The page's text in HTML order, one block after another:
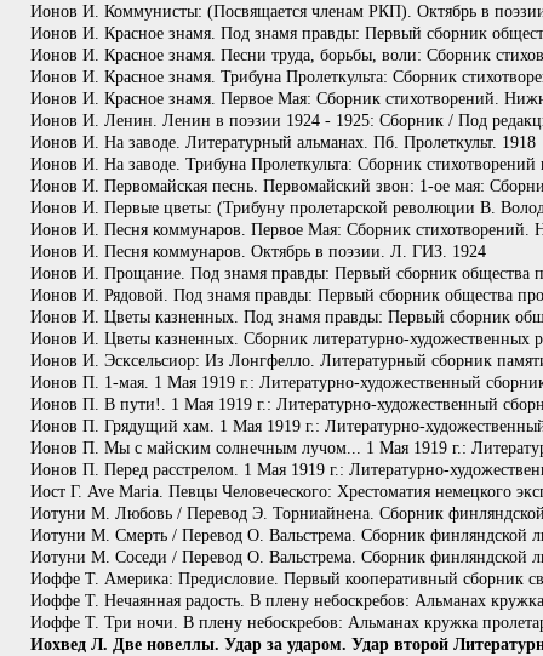
Ионов И. Коммунисты: (Посвящается членам РКП). Октябрь в
Ионов И. Красное знамя. Под знамя правды: Первый сборник
Ионов И. Красное знамя. Песни труда, борьбы, воли: Сборник
Ионов И. Красное знамя. Трибуна Пролеткульта: Сборник
Ионов И. Красное знамя. Первое Мая: Сборник стихотворений.
Ионов И. Ленин. Ленин в поэзии 1924 - 1925: Сборник / Под
Ионов И. На заводе. Литературный альманах. Пб. Пролеткульт. 1918
Ионов И. На заводе. Трибуна Пролеткульта: Сборник стихотворений
Ионов И. Первомайская песнь. Первомайский звон: 1-ое мая:
Ионов И. Первые цветы: (Трибуну пролетарской революции В.
Ионов И. Песня коммунаров. Первое Мая: Сборник стихотворений.
Ионов И. Песня коммунаров. Октябрь в поэзии. Л. ГИЗ. 1924
Ионов И. Прощание. Под знамя правды: Первый сборник общества
Ионов И. Рядовой. Под знамя правды: Первый сборник общества
Ионов И. Цветы казненных. Под знамя правды: Первый сборник
Ионов И. Цветы казненных. Сборник литературно-художественных
Ионов И. Эсксельсиор: Из Лонгфелло. Литературный сборник
Ионов П. 1-мая. 1 Мая 1919 г.: Литературно-художественный
Ионов П. В пути!. 1 Мая 1919 г.: Литературно-художественный
Ионов П. Грядущий хам. 1 Мая 1919 г.: Литературно-
Ионов П. Мы с майским солнечным лучом... 1 Мая 1919 г.:
Ионов П. Перед расстрелом. 1 Мая 1919 г.: Литературно-
Иост Г. Ave Maria. Певцы Человеческого: Хрестоматия немецкого
Иотуни М. Любовь / Перевод Э. Торниайнена. Сборник
Иотуни М. Смерть / Перевод О. Вальстрема. Сборник финляндской
Иотуни М. Соседи / Перевод О. Вальстрема. Сборник финляндской
Иоффе Т. Америка: Предисловие. Первый кооперативный сборник
Иоффе Т. Нечаянная радость. В плену небоскребов: Альманах
Иоффе Т. Три ночи. В плену небоскребов: Альманах кружка
Иохвед Л. Две новеллы. Удар за ударом. Удар второй